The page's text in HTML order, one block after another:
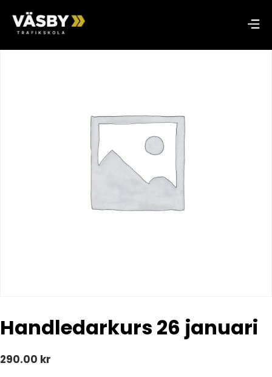
Handledarkurs 26 januari
290.00 kr